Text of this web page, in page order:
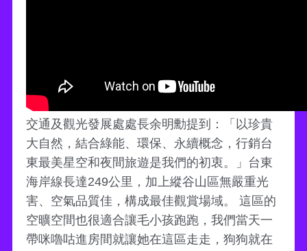
交通及觀光發展處處長余明勳提到：「以珍貴
大自然，結合綠能、環保、永續概念，行銷台
東最美星空和夜間旅遊是我們的初衷。」台東
海岸線長達249公里，加上縱谷山區無嚴重光
害、空氣品質佳，構成最佳觀賞場域。 這區的
空曠空間也很適合讓毛小孩跑跑，我們當天一
帶咪嚕咕進房間就讓她在這區走走，狗狗就在